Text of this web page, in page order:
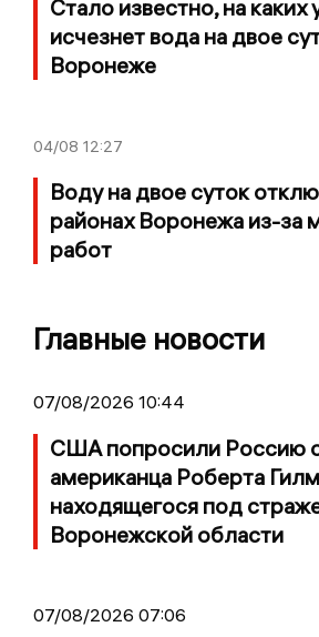
Стало известно, на каких
исчезнет вода на двое
Воронеже
04/08 12:27
Воду на двое суток
районах Воронежа из-за
работ
Главные новости
07/08/2026 10:44
США попросили Россию
американца Роберта
находящегося под
Воронежской области
07/08/2026 07:06